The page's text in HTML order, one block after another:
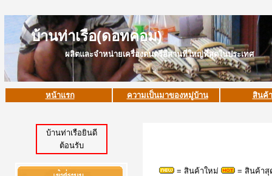
บ้านท่าเรือ(ดอทคอม)
ผลิตและจำหน่ายเครื่องดนตรีอีสานที่ใหญ่ที่สุดในประเทศ
หน้าแรก ความเป็นมาของหมู่บ้าน สินค้
บ้านท่าเรือยินดี
ต้อนรับ
= สินค้าใหม่ = สินค้าสุ